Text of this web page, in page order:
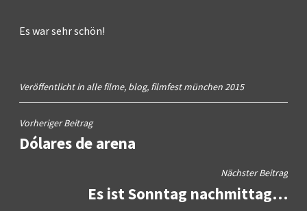
Es war sehr schön!
Veröffentlicht in alle filme, blog, filmfest münchen 2015
Beitragsnavigation
Vorheriger Beitrag
Dólares de arena
Nächster Beitrag
Es ist Sonntag nachmittag…